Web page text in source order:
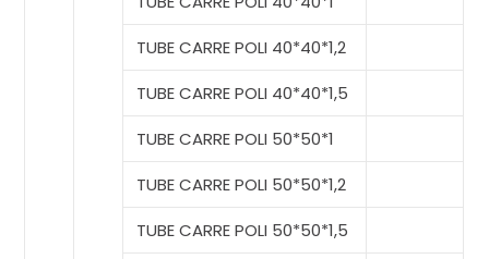
TUBE CARRE POLI 40*40*1,2
TUBE CARRE POLI 40*40*1,5
TUBE CARRE POLI 50*50*1
TUBE CARRE POLI 50*50*1,2
TUBE CARRE POLI 50*50*1,5